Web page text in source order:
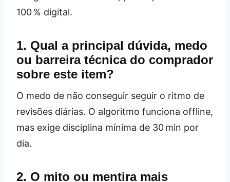
100 % digital.
1. Qual a principal dúvida, medo
ou barreira técnica do comprador
sobre este item?
O medo de não conseguir seguir o ritmo de
revisões diárias. O algoritmo funciona offline,
mas exige disciplina mínima de 30 min por
dia.
2. O mito ou mentira mais